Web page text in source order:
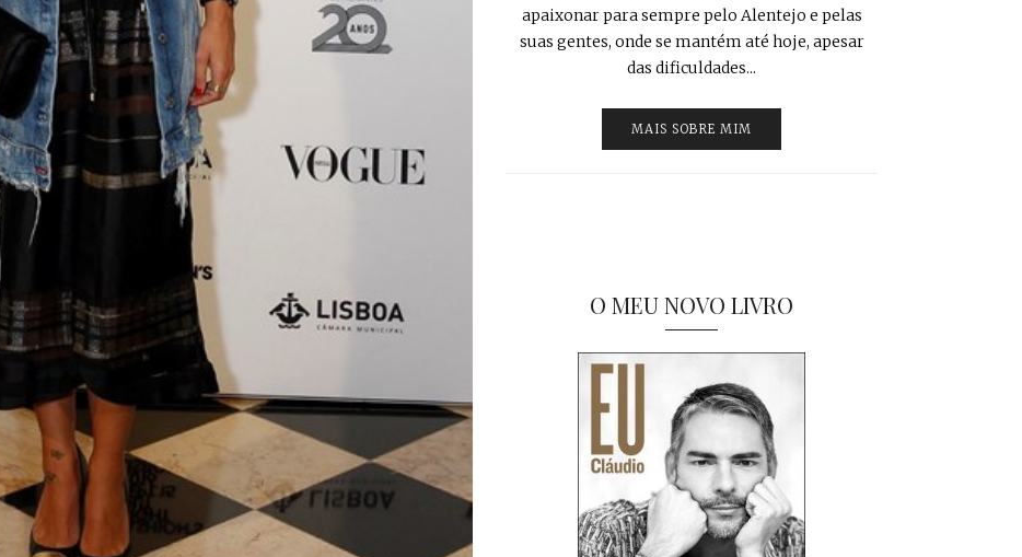
apaixonar para sempre pelo Alentejo e pelas
suas gentes, onde se mantém até hoje, apesar
das dificuldades...
MAIS SOBRE MIM
O MEU NOVO LIVRO